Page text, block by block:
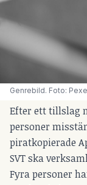
Genrebild. Foto:
Efter ett tillslag
personer
piratkopierade
SVT ska
Fyra personer